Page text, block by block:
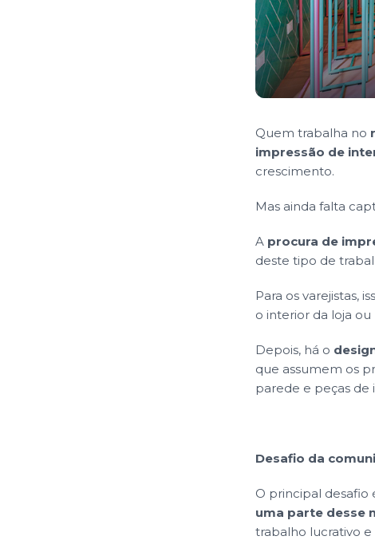
Quem trabalha no
impressão de
crescimento.
Mas ainda falta
A procura de
deste tipo de
Para os varejistas,
o interior da loja
Depois, há o
que assumem os
parede e peças de
Desafio da
O principal desafio
uma parte desse
trabalho lucrativo